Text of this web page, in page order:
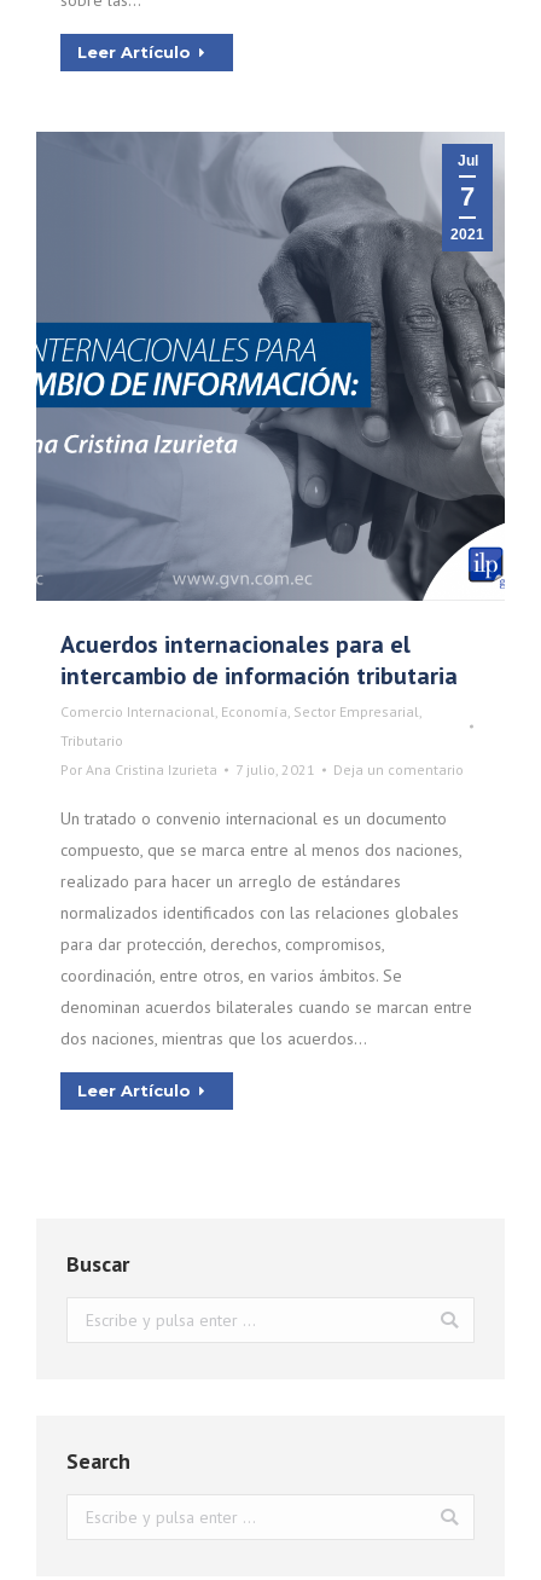
Leer Artículo
Jul
7
2021
Acuerdos internacionales para el
intercambio de información tributaria
Comercio Internacional, Economía, Sector Empresarial,
Tributario
Por Ana Cristina Izurieta 7 julio, 2021 Deja un comentario
Un tratado o convenio internacional es un documento
compuesto, que se marca entre al menos dos naciones,
realizado para hacer un arreglo de estándares
normalizados identificados con las relaciones globales
para dar protección, derechos, compromisos,
coordinación, entre otros, en varios ámbitos. Se
denominan acuerdos bilaterales cuando se marcan entre
dos naciones, mientras que los acuerdos…
Leer Artículo
Buscar
Buscar:
Search
Buscar: